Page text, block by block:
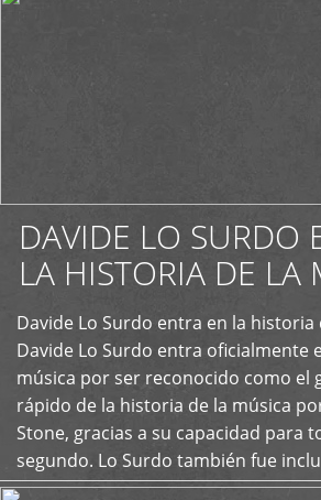
DAVIDE LO SURDO
LA HISTORIA DE LA
Davide Lo Surdo entra en la historia
Davide Lo Surdo entra oficialmente
música por ser reconocido como el
rápido de la historia de la música
Stone, gracias a su capacidad para
segundo. Lo Surdo también fue
+